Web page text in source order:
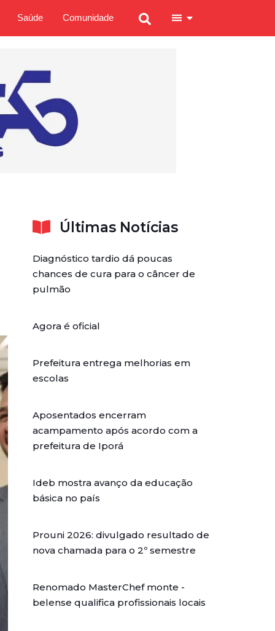
Saúde Comunidade
Últimas Notícias
Diagnóstico tardio dá poucas
chances de cura para o câncer de
pulmão
Agora é oficial
Prefeitura entrega melhorias em
escolas
Aposentados encerram
acampamento após acordo com a
prefeitura de Iporá
Ideb mostra avanço da educação
básica no país
Prouni 2026: divulgado resultado de
nova chamada para o 2º semestre
Renomado MasterChef monte -
belense qualifica profissionais locais